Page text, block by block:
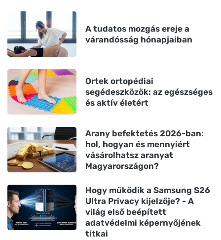
A tudatos mozgás ereje a
várandósság hónapjaiban
Ortek ortopédiai
segédeszközök: az egészséges
és aktív életért
Arany befektetés 2026-ban:
hol, hogyan és mennyiért
vásárolhatsz aranyat
Magyarországon?
Hogy működik a Samsung S26
Ultra Privacy kijelzője? - A
világ első beépített
adatvédelmi képernyőjének
titkai